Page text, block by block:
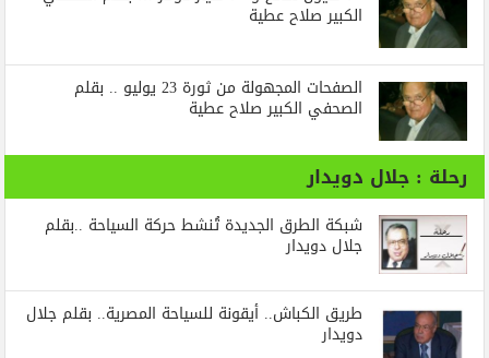
الكبير صلاح عطية
الصفحات المجهولة من ثورة 23 يوليو .. بقلم
الصحفي الكبير صلاح عطية
رحلة : جلال دويدار
شبكة الطرق الجديدة تُنشط حركة السياحة ..بقلم
جلال دويدار
طريق الكباش.. أيقونة للسياحة المصرية.. بقلم جلال
دويدار